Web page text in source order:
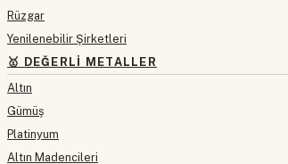
Rüzgar
Yenilenebilir Şirketleri
🥇 DEĞERLI METALLER
Altın
Gümüş
Platinyum
Altın Madencileri